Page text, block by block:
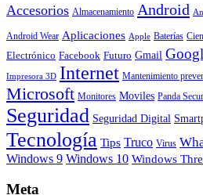
Accesorios Almacenamiento Android
Android Wear Aplicaciones Apple Baterías
Electrónico Facebook Futuro Gmail
Impresora 3D Internet Mantenimiento
Microsoft Monitores Moviles Panda
Seguridad Seguridad Digital
Tecnología Tips Truco Virus
Windows 9 Windows 10 Windows
Meta